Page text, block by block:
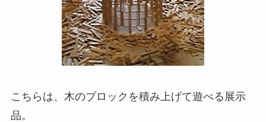
こちらは、木のブロックを積み上げて遊べる展示
品。